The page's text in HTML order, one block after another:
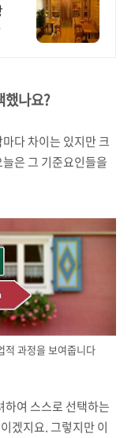
했나요?
다 차이는 있지만 크
은 그 기준요인들을
적 과정을 보여줍니다
하여 스스로 선택하는
겠지요. 그렇지만 이